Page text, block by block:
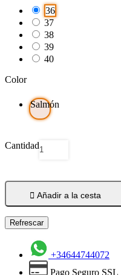
36
37
38
39
40
Color
Salmón
Cantidad
 Añadir a la cesta
+34644744072
Pago Seguro SSL